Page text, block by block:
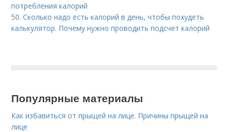
потребления калорий
50.Сколько надо есть калорий в день, чтобы похудеть
калькулятор. Почему нужно проводить подсчет калорий
Популярные материалы
Как избавиться от прыщей на лице. Причины прыщей на
лице